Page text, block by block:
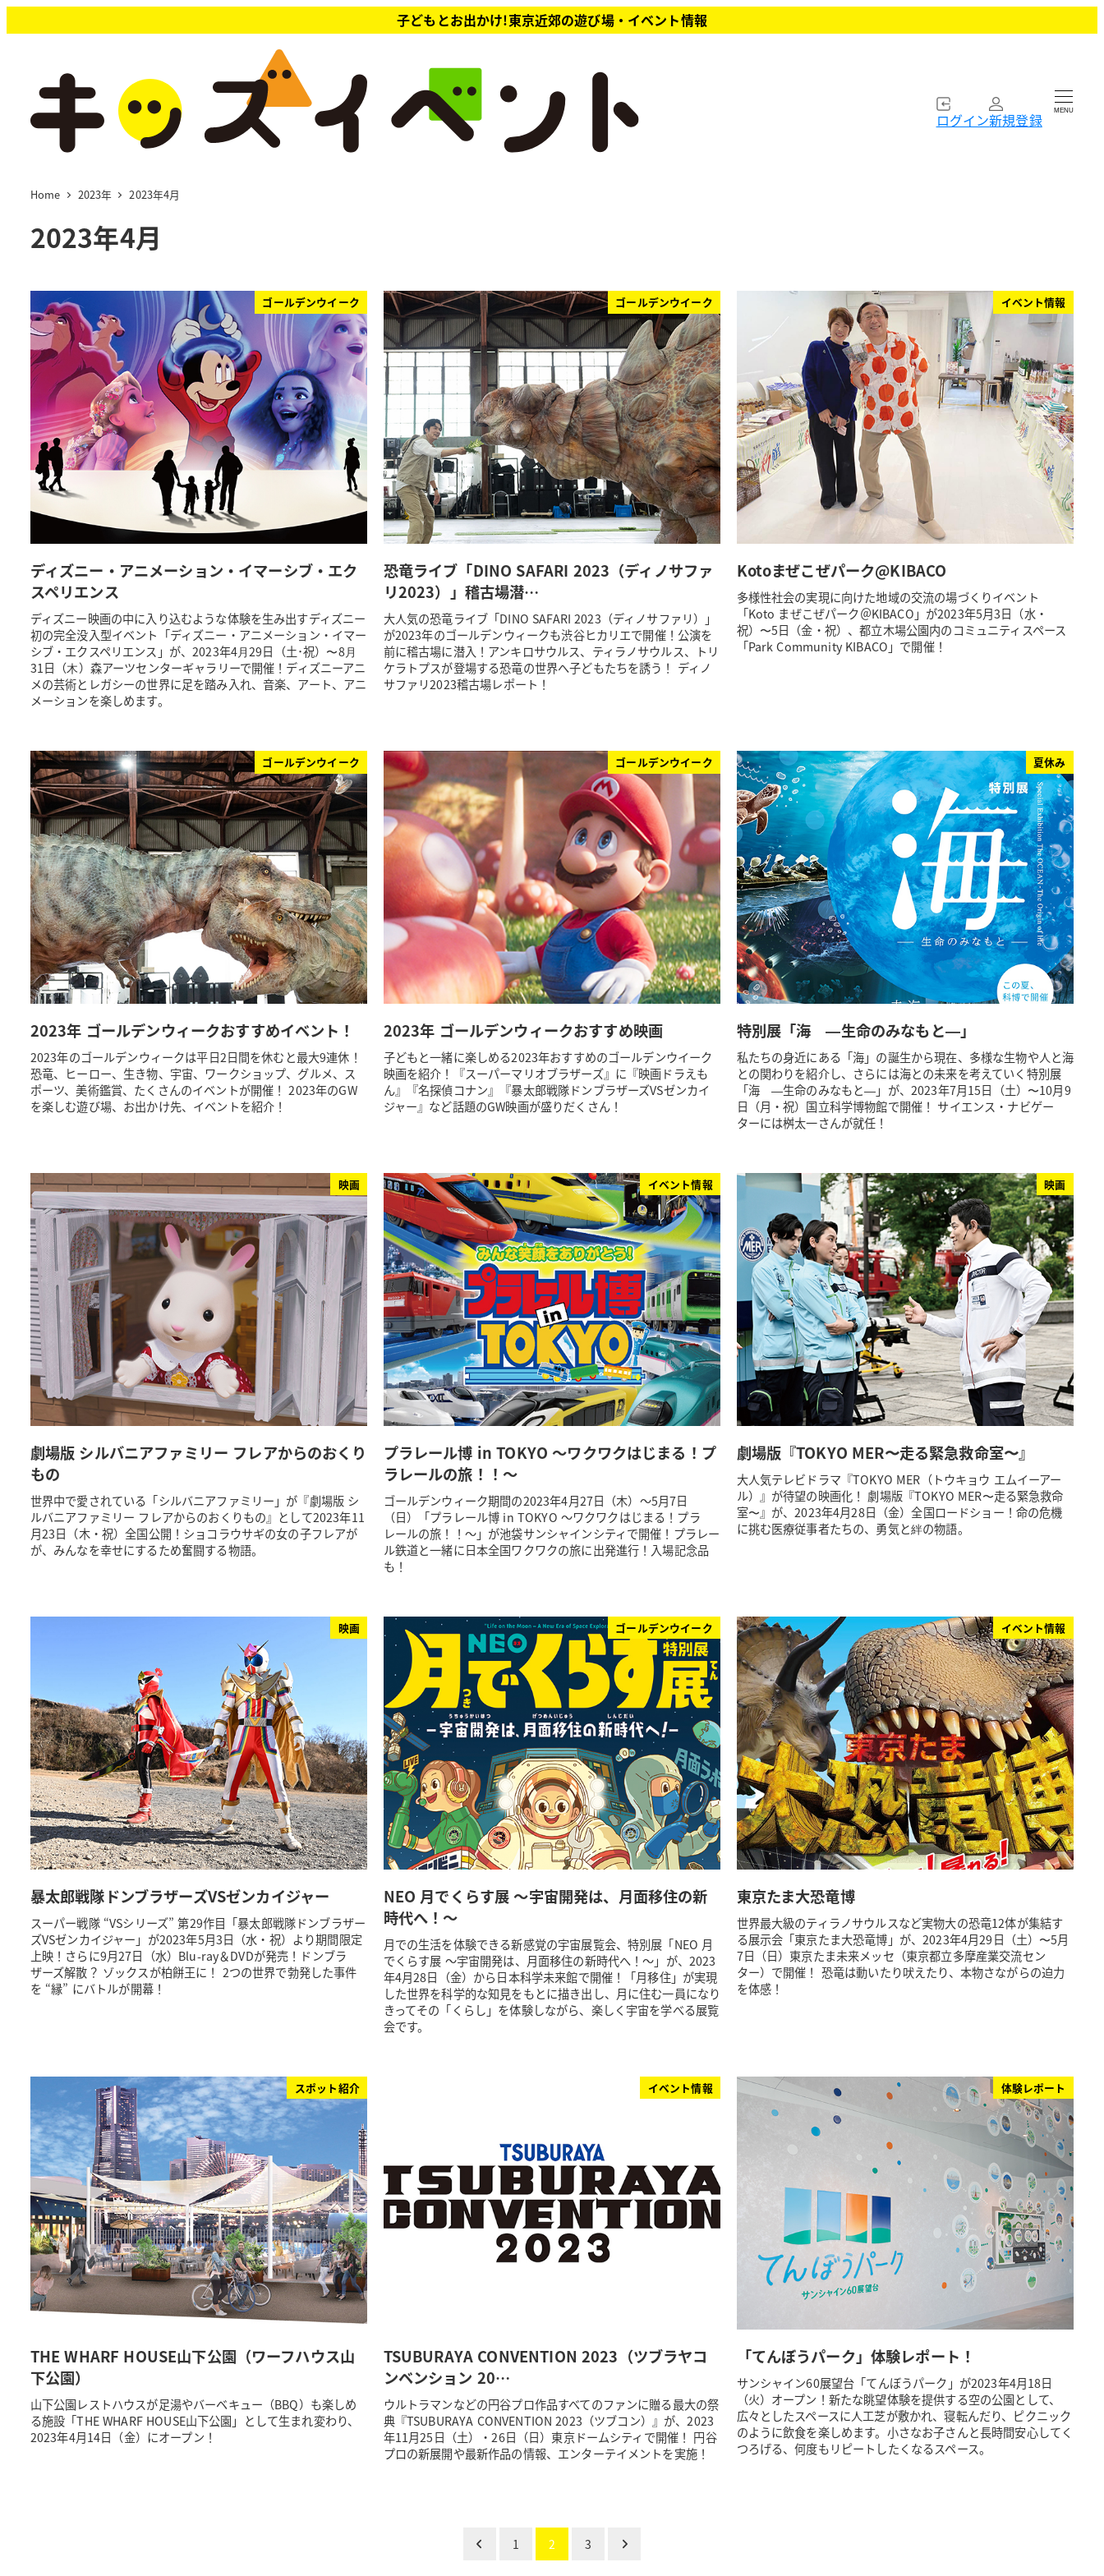
イ
子どもとお出かけ!東京近郊の遊び場・イベント情報
ログイン新規登録 MENU
Home 2023年 2023年4月
2023年4月
ゴールデンウイーク
ディズニー・アニメーション・イマーシブ・エク
スペリエンス
ディズニー映画の中に入り込むような体験を生み出すディズニー
初の完全没入型イベント「ディズニー・アニメーション・イマー
シブ・エクスペリエンス」が、2023年4⽉29日（土･祝）〜8⽉
31日（⽊）森アーツセンターギャラリーで開催！ディズニーアニ
メの芸術とレガシーの世界に足を踏み入れ、音楽、アート、アニ
メーションを楽しめます。
ゴールデンウイーク
恐竜ライブ「DINO SAFARI 2023（ディノサファ
リ2023）」稽古場潜…
大人気の恐竜ライブ「DINO SAFARI 2023（ディノサファリ）」
が2023年のゴールデンウィークも渋谷ヒカリエで開催！公演を
前に稽古場に潜入！アンキロサウルス、ティラノサウルス、トリ
ケラトプスが登場する恐竜の世界へ子どもたちを誘う！ ディノ
サファリ2023稽古場レポート！
イベント情報
Kotoまぜこぜパーク@KIBACO
多様性社会の実現に向けた地域の交流の場づくりイベント
「Koto まぜこぜパーク＠KIBACO」が2023年5月3日（水・
祝）〜5日（金・祝）、都立木場公園内のコミュニティスペース
「Park Community KIBACO」で開催！
ゴールデンウイーク
2023年 ゴールデンウィークおすすめイベント！
2023年のゴールデンウィークは平日2日間を休むと最大9連休！
恐竜、ヒーロー、生き物、宇宙、ワークショップ、グルメ、ス
ポーツ、美術鑑賞、たくさんのイベントが開催！ 2023年のGW
を楽しむ遊び場、お出かけ先、イベントを紹介！
ゴールデンウイーク
2023年 ゴールデンウィークおすすめ映画
子どもと一緒に楽しめる2023年おすすめのゴールデンウイーク
映画を紹介！『スーパーマリオブラザーズ』に『映画ドラえも
ん』『名探偵コナン』『暴太郎戦隊ドンブラザーズVSゼンカイ
ジャー』など話題のGW映画が盛りだくさん！
夏休み
特別展「海 —生命のみなもと—」
私たちの身近にある「海」の誕生から現在、多様な生物や人と海
との関わりを紹介し、さらには海との未来を考えていく特別展
「海 —生命のみなもと—」が、2023年7月15日（土）〜10月9
日（月・祝）国立科学博物館で開催！ サイエンス・ナビゲー
ターには桝太一さんが就任！
映画
劇場版 シルバニアファミリー フレアからのおくり
もの
世界中で愛されている「シルバニアファミリー」が『劇場版 シ
ルバニアファミリー フレアからのおくりもの』として2023年11
月23日（木・祝）全国公開！ショコラウサギの女の子フレアが
が、みんなを幸せにするため奮闘する物語。
イベント情報
プラレール博 in TOKYO ～ワクワクはじまる！プ
ラレールの旅！！～
ゴールデンウィーク期間の2023年4月27日（木）～5月7日
（日）「プラレール博 in TOKYO ～ワクワクはじまる！プラ
レールの旅！！～」が池袋サンシャインシティで開催！プラレー
ル鉄道と一緒に日本全国ワクワクの旅に出発進行！入場記念品
も！
映画
劇場版『TOKYO MER〜走る緊急救命室〜』
大人気テレビドラマ『TOKYO MER（トウキョウ エムイーアー
ル）』が待望の映画化！ 劇場版『TOKYO MER〜走る緊急救命
室〜』が、2023年4月28日（金）全国ロードショー！命の危機
に挑む医療従事者たちの、勇気と絆の物語。
映画
暴太郎戦隊ドンブラザーズVSゼンカイジャー
スーパー戦隊 “VSシリーズ” 第29作目「暴太郎戦隊ドンブラザー
ズVSゼンカイジャー」が2023年5月3日（水・祝）より期間限定
上映！さらに9月27日（水）Blu-ray＆DVDが発売！ドンブラ
ザーズ解散？ ゾックスが柏餅王に！ 2つの世界で勃発した事件
を “縁” にバトルが開幕！
ゴールデンウイーク
NEO 月でくらす展 ～宇宙開発は、月面移住の新
時代へ！～
月での生活を体験できる新感覚の宇宙展覧会、特別展「NEO 月
でくらす展 ～宇宙開発は、月面移住の新時代へ！～」が、2023
年4月28日（金）から日本科学未来館で開催！「月移住」が実現
した世界を科学的な知見をもとに描き出し、月に住む一員になり
きってその「くらし」を体験しながら、楽しく宇宙を学べる展覧
会です。
イベント情報
東京たま大恐竜博
世界最大級のティラノサウルスなど実物大の恐竜12体が集結す
る展示会「東京たま大恐竜博」が、2023年4月29日（土）〜5月
7日（日）東京たま未来メッセ（東京都立多摩産業交流セン
ター）で開催！ 恐竜は動いたり吠えたり、本物さながらの迫力
を体感！
スポット紹介
THE WHARF HOUSE山下公園（ワーフハウス山
下公園）
山下公園レストハウスが足湯やバーベキュー（BBQ）も楽しめ
る施設「THE WHARF HOUSE山下公園」として生まれ変わり、
2023年4月14日（金）にオープン！
イベント情報
TSUBURAYA CONVENTION 2023（ツブラヤコ
ンベンション 20…
ウルトラマンなどの円谷プロ作品すべてのファンに贈る最大の祭
典『TSUBURAYA CONVENTION 2023（ツブコン）』が、2023
年11月25日（土）・26日（日）東京ドームシティで開催！ 円谷
プロの新展開や最新作品の情報、エンターテイメントを実施！
体験レポート
「てんぼうパーク」体験レポート！
サンシャイン60展望台「てんぼうパーク」が2023年4月18日
（火）オープン！新たな眺望体験を提供する空の公園として、
広々としたスペースに人工芝が敷かれ、寝転んだり、ピクニック
のように飲食を楽しめます。小さなお子さんと長時間安心してく
つろげる、何度もリピートしたくなるスペース。
1 2 3